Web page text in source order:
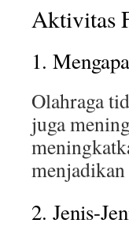
Aktivitas
1.
Olahraga
juga
2. Jenis-